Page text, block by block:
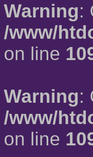
Warning:
/www/
on line
Warning:
/www/
on line